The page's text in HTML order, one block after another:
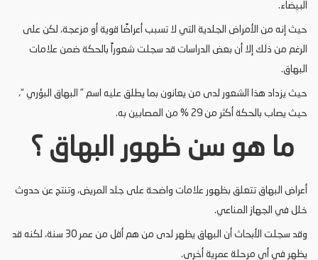
البيضاء.
حيث إنه من الأمراض الجلدية التي لا تسبب أعراضًا قوية أو مزعجة، لكن على
الرغم من ذلك إلا أن بعض الدراسات قد سجلت شعوراً بالحكة ضمن علامات
البهاق.
حيث يزداد هذا الشعور لدى من يعانون بما يطلق عليه اسم ” البهاق البؤري “،
حيث يصاب بالحكة أكثر من 29 % من المصابين به.
ما هو سن ظهور البهاق ؟
أعراض البهاق تتعلق بظهور علامات واضحة على جلد المريض، وتنتج عن حدوث
خلل في الجهاز المناعي.
وقد سجلت الأبحاث أن البهاق يظهر لدى من هم أقل من عمر 30 سنة، لكنه قد
يظهر في أي مرحلة عمرية أخرى.